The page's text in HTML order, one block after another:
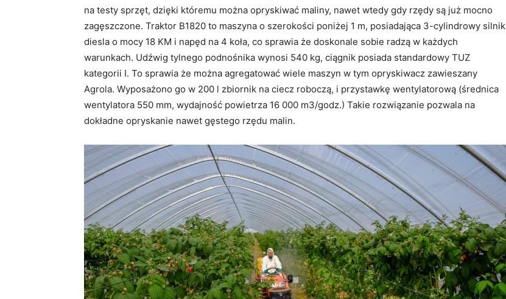
na testy sprzęt, dzięki któremu można opryskiwać maliny, nawet wtedy gdy rzędy są już mocno
zagęszczone. Traktor B1820 to maszyna o szerokości poniżej 1 m, posiadająca 3-cylindrowy silnik
diesla o mocy 18 KM i napęd na 4 koła, co sprawia że doskonale sobie radzą w każdych
warunkach. Udźwig tylnego podnośnika wynosi 540 kg, ciągnik posiada standardowy TUZ
kategorii I. To sprawia że można agregatować wiele maszyn w tym opryskiwacz zawieszany
Agrola. Wyposażono go w 200 l zbiornik na ciecz roboczą, i przystawkę wentylatorową (średnica
wentylatora 550 mm, wydajność powietrza 16 000 m3/godz.) Takie rozwiązanie pozwala na
dokładne opryskanie nawet gęstego rzędu malin.